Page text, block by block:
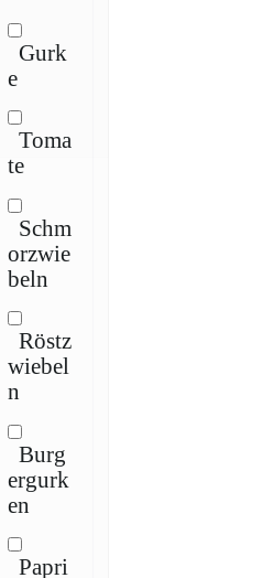
Gurk
e
Toma
te
Schm
orzwie
beln
Röstz
wiebel
n
Burg
ergurk
en
Papri